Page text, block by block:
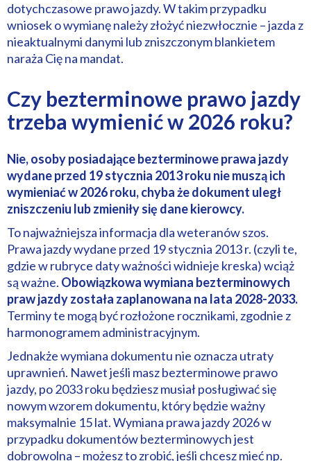
dotychczasowe prawo jazdy. W takim przypadku
wniosek o wymianę należy złożyć niezwłocznie – jazda z
nieaktualnymi danymi lub zniszczonym blankietem
naraża Cię na mandat.
Czy bezterminowe prawo jazdy
trzeba wymienić w 2026 roku?
Nie, osoby posiadające bezterminowe prawa jazdy
wydane przed 19 stycznia 2013 roku nie muszą ich
wymieniać w 2026 roku, chyba że dokument uległ
zniszczeniu lub zmieniły się dane kierowcy.
To najważniejsza informacja dla weteranów szos.
Prawa jazdy wydane przed 19 stycznia 2013 r. (czyli te,
gdzie w rubryce daty ważności widnieje kreska) wciąż
są ważne. Obowiązkowa wymiana bezterminowych
praw jazdy została zaplanowana na lata 2028-2033.
Terminy te mogą być rozłożone rocznikami, zgodnie z
harmonogramem administracyjnym.
Jednakże wymiana dokumentu nie oznacza utraty
uprawnień. Nawet jeśli masz bezterminowe prawo
jazdy, po 2033 roku będziesz musiał posługiwać się
nowym wzorem dokumentu, który będzie ważny
maksymalnie 15 lat. Wymiana prawa jazdy 2026 w
przypadku dokumentów bezterminowych jest
dobrowolna – możesz to zrobić, jeśli chcesz mieć np.